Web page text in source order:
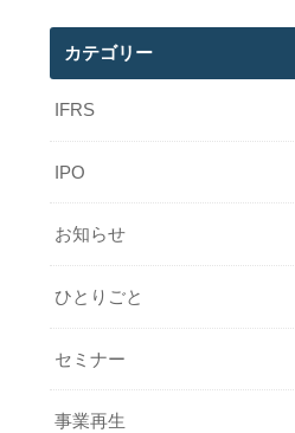
カテゴリー
IFRS
IPO
お知らせ
ひとりごと
セミナー
事業再生